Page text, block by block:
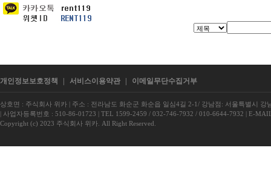
개인정보보호정책 서비스이용약관 이메일무단수집거부
상호면 : 주식회사 위카 | 주소 : 전라남도 화순군 화순읍 일심4길 2-1/ 강남점: 서울특별시 강
| 사업자등록번호 : 510-86-01723 | TEL 1599-2459 / 032-746-7932 / 010-6644-7932 | E-
Copyright (c) 2023 주식회사 위카. All Right Reserved.